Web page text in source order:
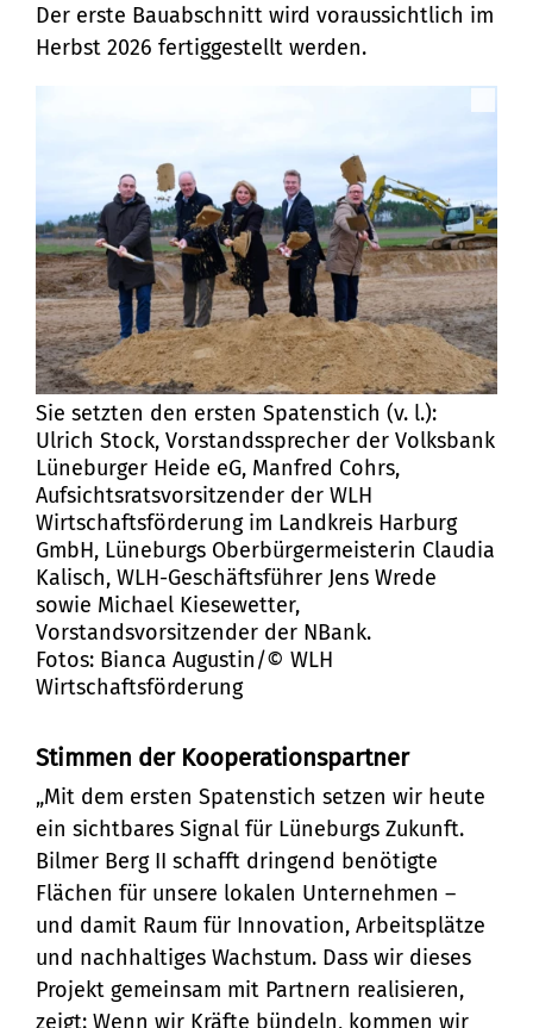
Der erste Bauabschnitt wird voraussichtlich im
Herbst 2026 fertiggestellt werden.
Sie setzten den ersten Spatenstich (v. l.):
Ulrich Stock, Vorstandssprecher der Volksbank
Lüneburger Heide eG, Manfred Cohrs,
Aufsichtsratsvorsitzender der WLH
Wirtschaftsförderung im Landkreis Harburg
GmbH, Lüneburgs Oberbürgermeisterin Claudia
Kalisch, WLH-Geschäftsführer Jens Wrede
sowie Michael Kiesewetter,
Vorstandsvorsitzender der NBank.
Fotos: Bianca Augustin/© WLH
Wirtschaftsförderung
Stimmen der Kooperationspartner
„Mit dem ersten Spatenstich setzen wir heute
ein sichtbares Signal für Lüneburgs Zukunft.
Bilmer Berg II schafft dringend benötigte
Flächen für unsere lokalen Unternehmen –
und damit Raum für Innovation, Arbeitsplätze
und nachhaltiges Wachstum. Dass wir dieses
Projekt gemeinsam mit Partnern realisieren,
zeigt: Wenn wir Kräfte bündeln, kommen wir